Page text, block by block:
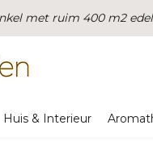
met ruim 400 m2
Huis & Interieur